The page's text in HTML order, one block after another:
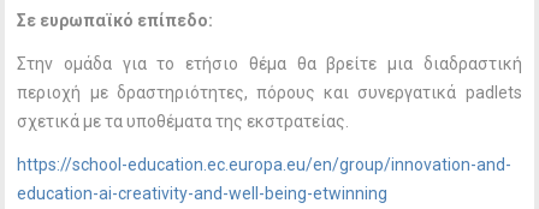
Σε ευρωπαϊκό επίπεδο:
Στην ομάδα για το ετήσιο θέμα θα βρείτε μια διαδραστική
περιοχή με δραστηριότητες, πόρους και συνεργατικά padlets
σχετικά με τα υποθέματα της εκστρατείας.
https://school-education.ec.europa.eu/en/group/innovation-and-
education-ai-creativity-and-well-being-etwinning